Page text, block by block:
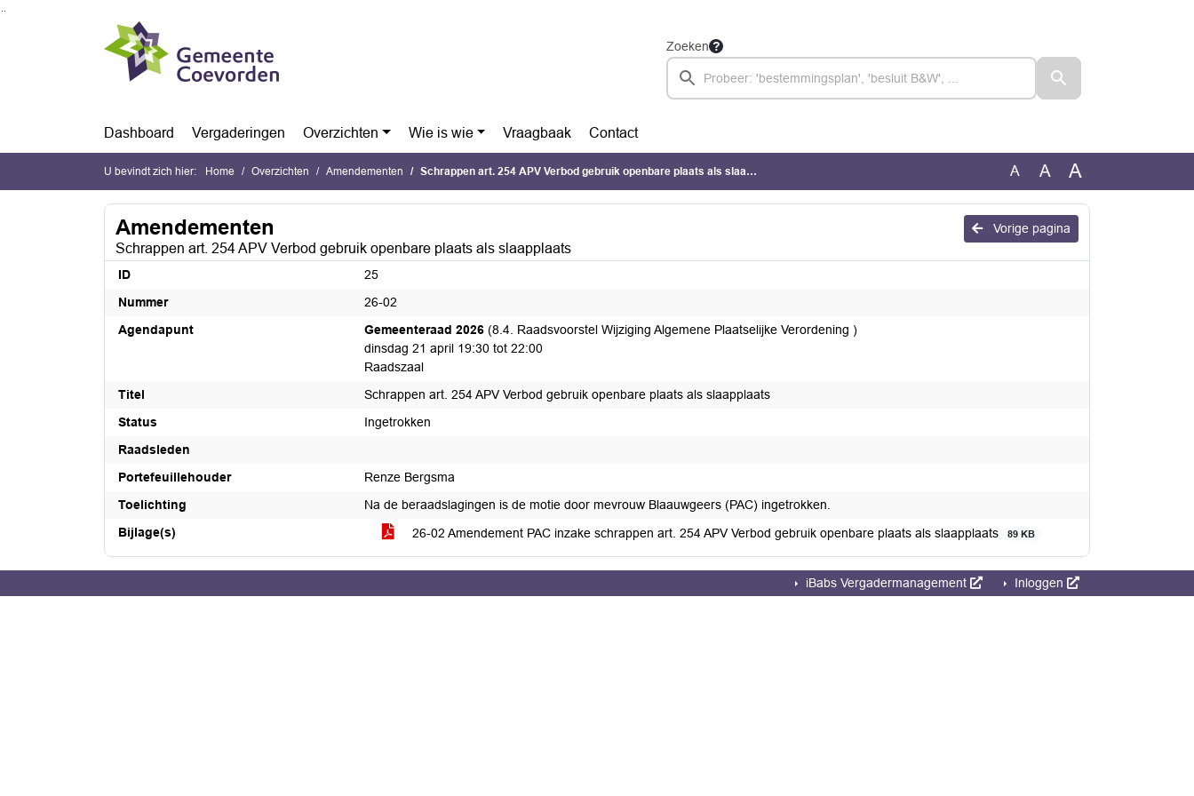
Ga naar de inhoud van deze pagina
Ga naar het zoeken
Ga naar het menu
Zoeken
Dashboard Vergaderingen Overzichten Wie is wie Vraagbaak Contact
U bevindt zich hier: Home Overzichten Amendementen Schrappen art. 254 APV Verbod gebruik openbare plaats als slaapplaats A A A
Vorige pagina
Amendementen
Schrappen art. 254 APV Verbod gebruik openbare plaats als slaapplaats
ID
25
Nummer
26-02
Agendapunt
Gemeenteraad 2026 (8.4. Raadsvoorstel Wijziging Algemene Plaatselijke Verordening )
dinsdag 21 april 19:30 tot 22:00
Raadszaal
Titel
Schrappen art. 254 APV Verbod gebruik openbare plaats als slaapplaats
Status
Ingetrokken
Raadsleden
Portefeuillehouder
Renze Bergsma
Toelichting
Na de beraadslagingen is de motie door mevrouw Blaauwgeers (PAC) ingetrokken.
Bijlage(s)
26-02 Amendement PAC inzake schrappen art. 254 APV Verbod gebruik openbare plaats als slaapplaats 89 KB
iBabs Vergadermanagement Inloggen